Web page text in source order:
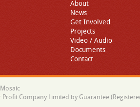
About
News
Get Involved
Projects
Video / Audio
Documents
Contact
Profit Company Limited by Guarantee